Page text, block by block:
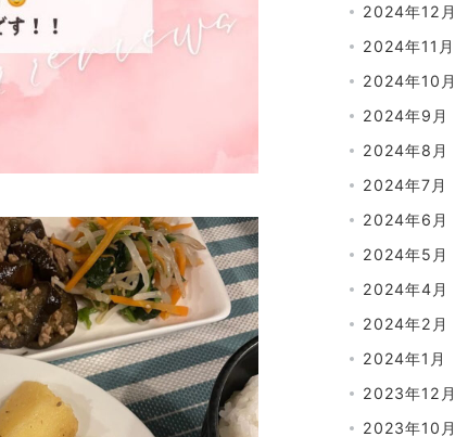
2024年12月
2024年11月
2024年10月
2024年9月
2024年8月
2024年7月
2024年6月
2024年5月
2024年4月
2024年2月
2024年1月
2023年12月
2023年10月